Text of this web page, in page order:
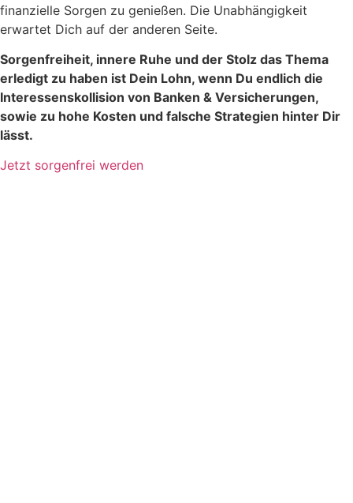
finanzielle Sorgen zu genießen. Die Unabhängigkeit
erwartet Dich auf der anderen Seite.
Sorgenfreiheit, innere Ruhe und der Stolz das Thema
erledigt zu haben ist Dein Lohn, wenn Du endlich die
Interessenskollision von Banken & Versicherungen,
sowie zu hohe Kosten und falsche Strategien hinter Dir
lässt.
Jetzt sorgenfrei werden